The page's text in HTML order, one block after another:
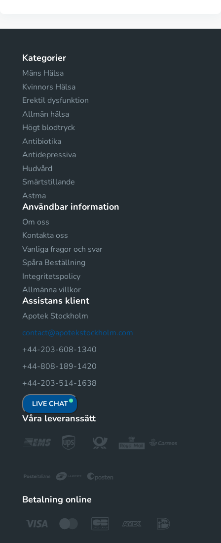
Kategorier
Mäns Hälsa
Kvinnors Hälsa
Erektil dysfunktion
Allmän hälsa
Högt blodtryck
Antibiotika
Antidepressiva
Hudvård
Smärtstillande
Astma
Användbar information
Om oss
Kontakta oss
Vanliga fragor och svar
Spåra Beställning
Integritetspolicy
Allmänna villkor
Assistans klient
Apotek Stockholm
contact@apotekstockholm.com
+44-203-608-1340
+44-808-189-1420
+44-203-514-1638
LIVE CHAT
Våra leveranssätt
Betalning online